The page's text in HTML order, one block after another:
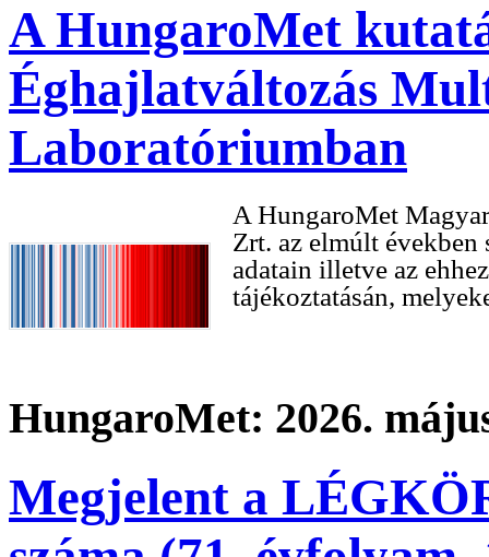
A HungaroMet
Éghajlatváltozás
Laboratóriumban
A HungaroMet
Zrt. az elmúlt években
adatain illetve az
tájékoztatásán,
HungaroMet: 2026.
Megjelent a